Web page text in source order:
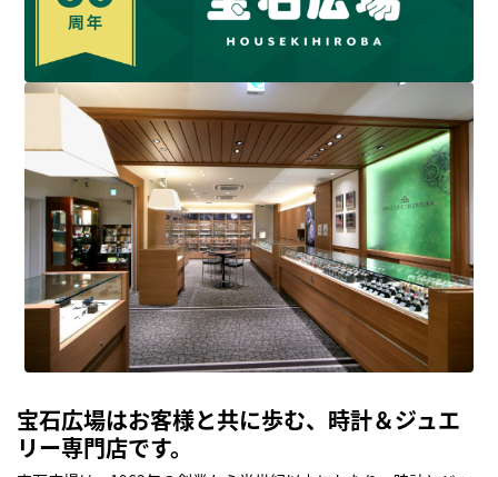
宝石広場はお客様と共に歩む、時計＆ジュエ
リー専門店です。